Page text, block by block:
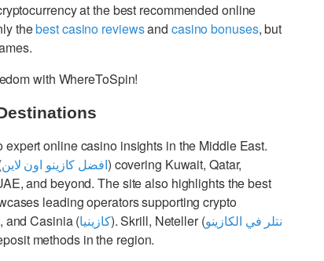
at the best recommended online
thebest casino reviewsand casino bonuses, but
with WhereToSpin!
online casino insights in the Middle East.
افضل كازينو اون لاين) covering Kuwait, Qatar,
and beyond. The site also highlights the best
leading operators supporting crypto
and Casinia (كازينيا). Skrill, Neteller (نتلر في الكازينو
methods in the region.